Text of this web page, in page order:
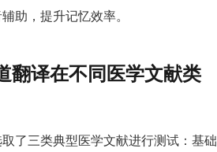
助，提升记忆效率。
翻译在不同医学文献类
了三类典型医学文献进行测试：基础